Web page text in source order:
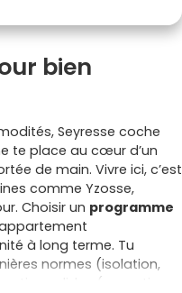
bien
Seyresse coche
te place au cœur d’un
de main. Vivre ici, c’est
comme Yzosse,
Choisir un programme
à long terme. Tu
normes (isolation,
solides (garanties